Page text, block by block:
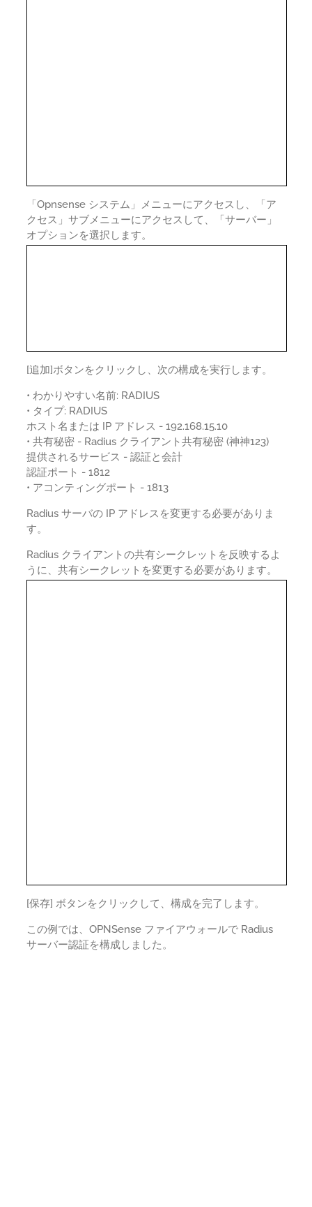
「Opnsense システム」メニューにアクセスし、「ア
クセス」サブメニューにアクセスして、「サーバー」
オプションを選択します。
[追加]ボタンをクリックし、次の構成を実行します。
• わかりやすい名前: RADIUS
• タイプ: RADIUS
ホスト名または IP アドレス - 192.168.15.10
• 共有秘密 - Radius クライアント共有秘密 (神神123)
提供されるサービス - 認証と会計
認証ポート - 1812
• アコンティングポート - 1813
Radius サーバの IP アドレスを変更する必要がありま
す。
Radius クライアントの共有シークレットを反映するよ
うに、共有シークレットを変更する必要があります。
[保存] ボタンをクリックして、構成を完了します。
この例では、OPNSense ファイアウォールで Radius
サーバー認証を構成しました。